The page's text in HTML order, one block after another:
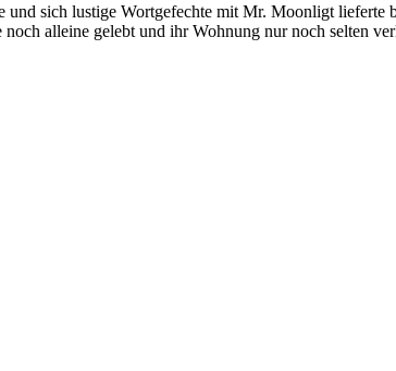
sich lustige Wortgefechte mit Mr. Moonligt
noch alleine gelebt und ihr Wohnung nur noch selten